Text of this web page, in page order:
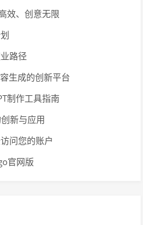
效、创意无限
路径
生成的创新平台
制作工具指南
新与应用
问您的账户
官网版